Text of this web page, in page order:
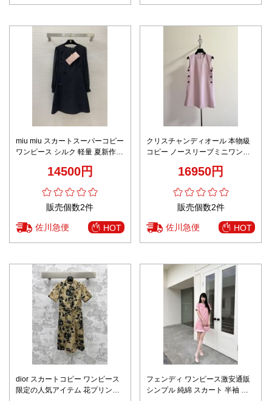
miu miu スカートスーパーコピー
ワンピース シルク 軽量 夏新作
14500円
販売個数2件
佐川急便 HOT
クリスチャンディオール 本物級
コピー ノースリーブミニワンピ
16950円
販売個数2件
佐川急便 HOT
dior スカートコピー ワンピース
限定の人気アイテム 花プリント
フェンディ ワンピース激安通販
シンプル 純綿 スカート 半袖 優